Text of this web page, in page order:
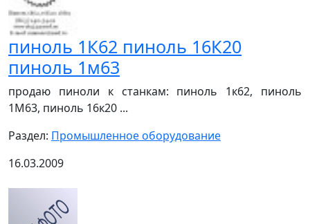
пиноль 1К62 пиноль 16К20
пиноль 1м63
продаю пиноли к станкам: пиноль 1к62, пиноль
1М63, пиноль 16к20 ...
Раздел: Промышленное оборудование
16.03.2009